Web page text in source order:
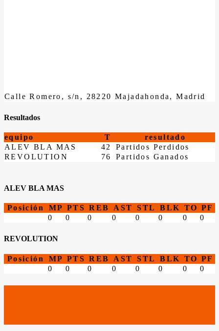
Calle Romero, s/n, 28220 Majadahonda, Madrid
Resultados
equipo T
resultado
ALEV BLA MAS
42
Partidos Perdidos
REVOLUTION
76 Partidos Ganados
ALEV BLA MAS
Posición MP PTS REB AST STL BLK TO PF
0
0 0 0 0 0 0 0
REVOLUTION
Posición MP PTS REB AST STL BLK TO PF
0
0 0 0 0 0 0 0